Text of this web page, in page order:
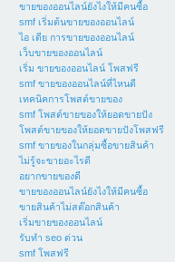
ขายของออนไลน์ยังไงให้มีคนซื้อ
smf เริ่มต้นขายของออนไลน์
ไอ เดีย การขายของออนไลน์
เว็บขายของออนไลน์
เริ่ม ขายของออนไลน์ โพสฟรี
smf ขายของออนไลน์ที่ไหนดี
เทคนิคการโพสต์ขายของ
smf โพสต์ขายของให้ยอดขายปัง
โพสต์ขายของให้ยอดขายปังโพสฟรี
smf ขายของในกลุ่มซื้อขายสินค้า
ไม่รู้จะขายอะไรดี
อยากขายของดี
ขายของออนไลน์ยังไงให้มีคนซื้อ
ขายสินค้าไม่สต๊อกสินค้า
เริ่มขายของออนไลน์
รับทำ seo ด่วน
smf โพสฟรี